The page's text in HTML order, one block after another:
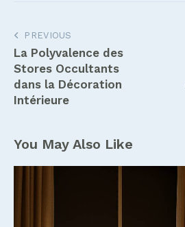
Navigation
de
l’article
PREVIOUS
La Polyvalence des
Stores Occultants
dans la Décoration
Intérieure
You May Also Like